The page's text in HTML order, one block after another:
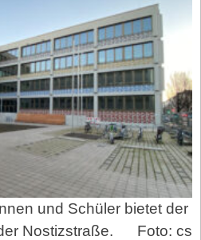
und Schüler bietet der
Nostizstraße.
Foto: cs